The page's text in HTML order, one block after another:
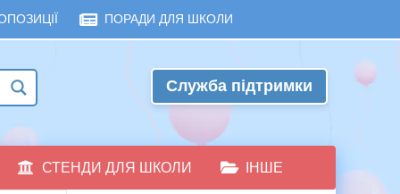
ПОРАДИ ДЛЯ ШКОЛИ
Служба підтримки
СТЕНДИ ДЛЯ ШКОЛИ ІНШЕ